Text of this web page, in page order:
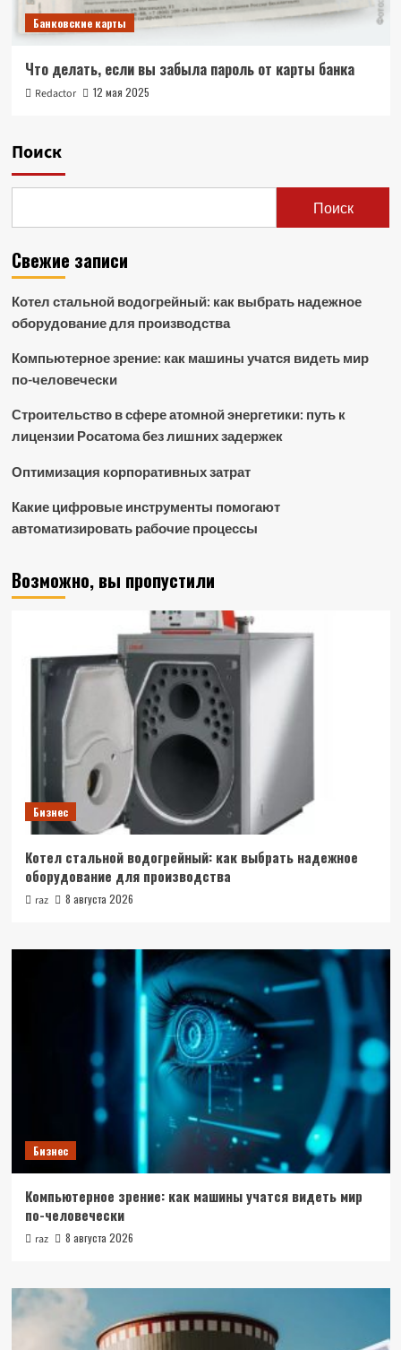
Банковские карты
Что делать, если вы забыла пароль от карты банка
Redactor 12 мая 2025
Поиск
Поиск
Свежие записи
Котел стальной водогрейный: как выбрать надежное
оборудование для производства
Компьютерное зрение: как машины учатся видеть мир
по-человечески
Строительство в сфере атомной энергетики: путь к
лицензии Росатома без лишних задержек
Оптимизация корпоративных затрат
Какие цифровые инструменты помогают
автоматизировать рабочие процессы
Возможно, вы пропустили
Бизнес
Котел стальной водогрейный: как выбрать надежное
оборудование для производства
raz 8 августа 2026
Бизнес
Компьютерное зрение: как машины учатся видеть мир
по-человечески
raz 8 августа 2026